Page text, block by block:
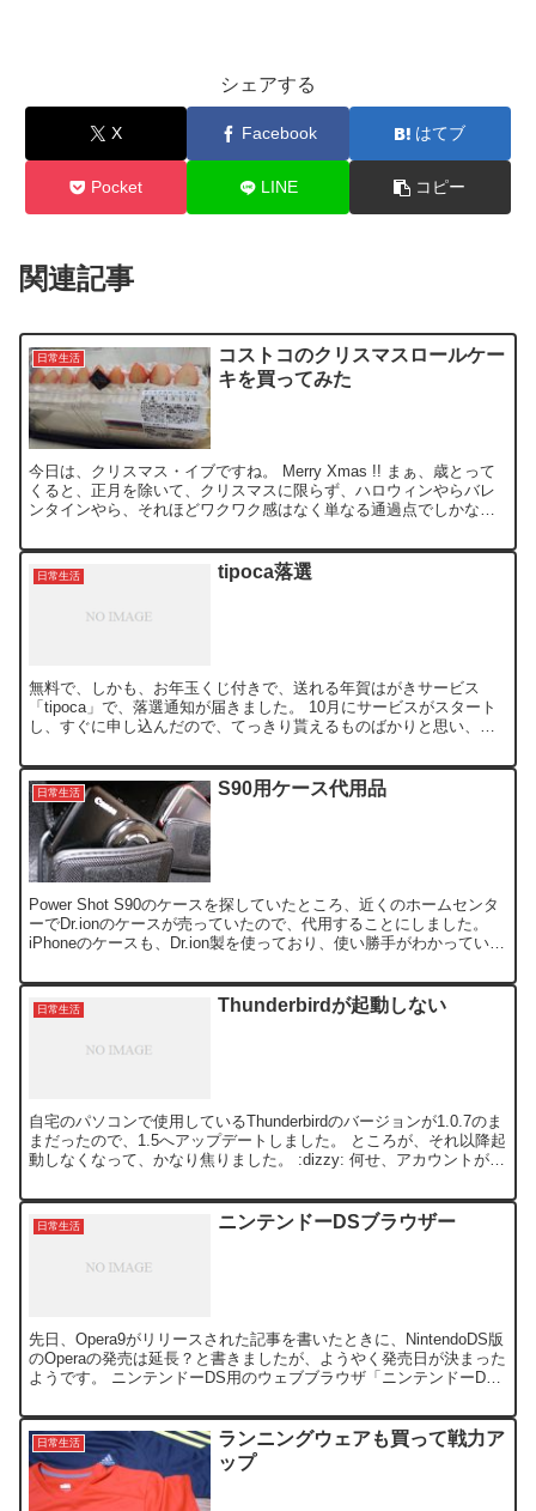
シェアする
X Facebook はてブ
Pocket LINE コピー
関連記事
日常生活
コストコのクリスマスロールケー
キを買ってみた
今日は、クリスマス・イブですね。 Merry Xmas !! まぁ、歳とって
くると、正月を除いて、クリスマスに限らず、ハロウィンやらバレ
ンタインやら、それほどワクワク感はなく単なる通過点でしかない
日常生活 tipoca落選
無料で、しかも、お年玉くじ付きで、送れる年賀はがきサービス
「tipoca」で、落選通知が届きました。 10月にサービスがスタート
し、すぐに申し込んだので、てっきり貰えるものばかりと思い、そ
日常生活 S90用ケース代用品
Power Shot S90のケースを探していたところ、近くのホームセンタ
ーでDr.ionのケースが売っていたので、代用することにしました。
iPhoneのケースも、Dr.ion製を使っており、使い勝手がわかっていた
日常生活 Thunderbirdが起動しない
自宅のパソコンで使用しているThunderbirdのバージョンが1.0.7のま
まだったので、1.5へアップデートしました。 ところが、それ以降起
動しなくなって、かなり焦りました。 :dizzy: 何せ、アカウントが１
日常生活 ニンテンドーDSブラウザー
先日、Opera9がリリースされた記事を書いたときに、NintendoDS版
のOperaの発売は延長？と書きましたが、ようやく発売日が決まった
ようです。 ニンテンドーDS用のウェブブラウザ「ニンテンドーDS
日常生活
ランニングウェアも買って戦力ア
ップ